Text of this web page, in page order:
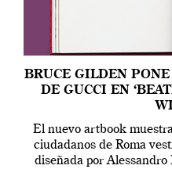
BRUCE GILDEN
DE GUCCI EN
El nuevo artbook
ciudadanos de Roma
diseñada por